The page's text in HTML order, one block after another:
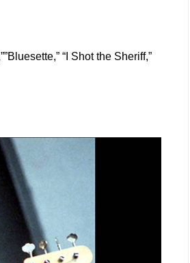
“I Shot the Sheriff,”